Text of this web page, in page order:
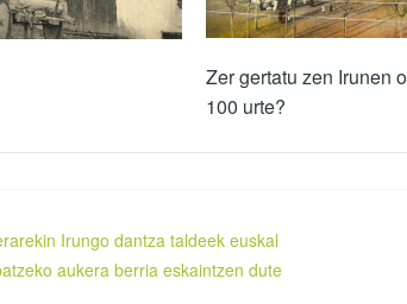
Zer gertatu zen Irunen
100 urte?
Irungo dantza taldeek euskal
aukera berria eskaintzen dute